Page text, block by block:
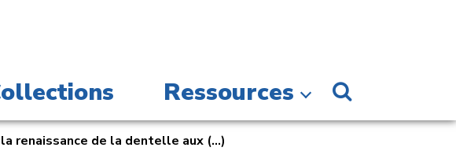
Ressources
renaissance de la dentelle aux (...)